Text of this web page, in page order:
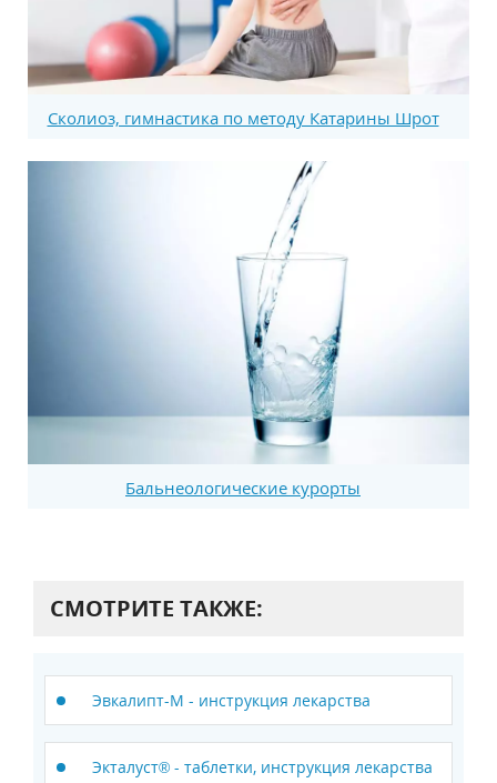
Сколиоз, гимнастика по методу Катарины Шрот
Бальнеологические курорты
СМОТРИТЕ ТАКЖЕ:
Эвкалипт-М - инструкция лекарства
Экталуст® - таблетки, инструкция лекарства